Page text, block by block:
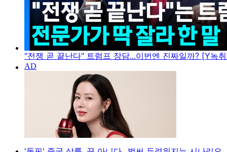
"전쟁 곧 끝난다" 트럼프 장담...이번엔 진짜일까? [Y녹